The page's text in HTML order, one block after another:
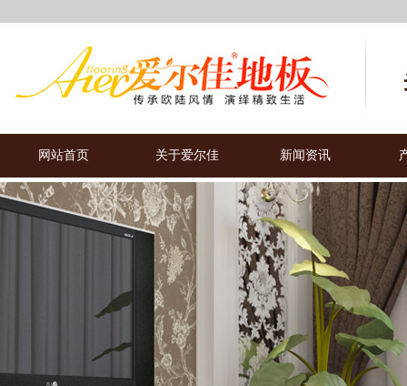
网站首页 关于爱尔佳 新闻资讯